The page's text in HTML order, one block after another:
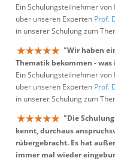
Ein Schulungsteilnehmer
über unseren Experten Prof.
in unserer Schulung zum
"Wir haben
Thematik bekommen -
Ein Schulungsteilnehmer
über unseren Experten Prof.
in unserer Schulung zum
"Die
kennt, durchaus
rübergebracht. Es hat
immer mal wieder